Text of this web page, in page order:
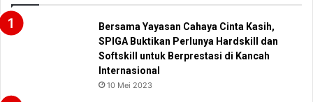
Bersama Yayasan Cahaya Cinta Kasih,
SPIGA Buktikan Perlunya Hardskill dan
Softskill untuk Berprestasi di Kancah
Internasional
10 Mei 2023